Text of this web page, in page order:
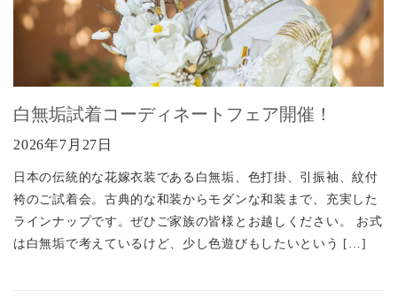
白無垢試着コーディネートフェア開催！
2026年7月27日
日本の伝統的な花嫁衣装である白無垢、色打掛、引振袖、紋付
袴のご試着会。古典的な和装からモダンな和装まで、充実した
ラインナップです。ぜひご家族の皆様とお越しください。 お式
は白無垢で考えているけど、少し色遊びもしたいという […]